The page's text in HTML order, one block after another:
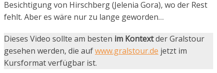
Besichtigung von Hirschberg (Jelenia Gora), wo der Rest
fehlt. Aber es wäre nur zu lange geworden…
Dieses Video sollte am besten im Kontextder Gralstour
gesehen werden, die aufwww.gralstour.de jetzt im
Kursformat verfügbar ist.